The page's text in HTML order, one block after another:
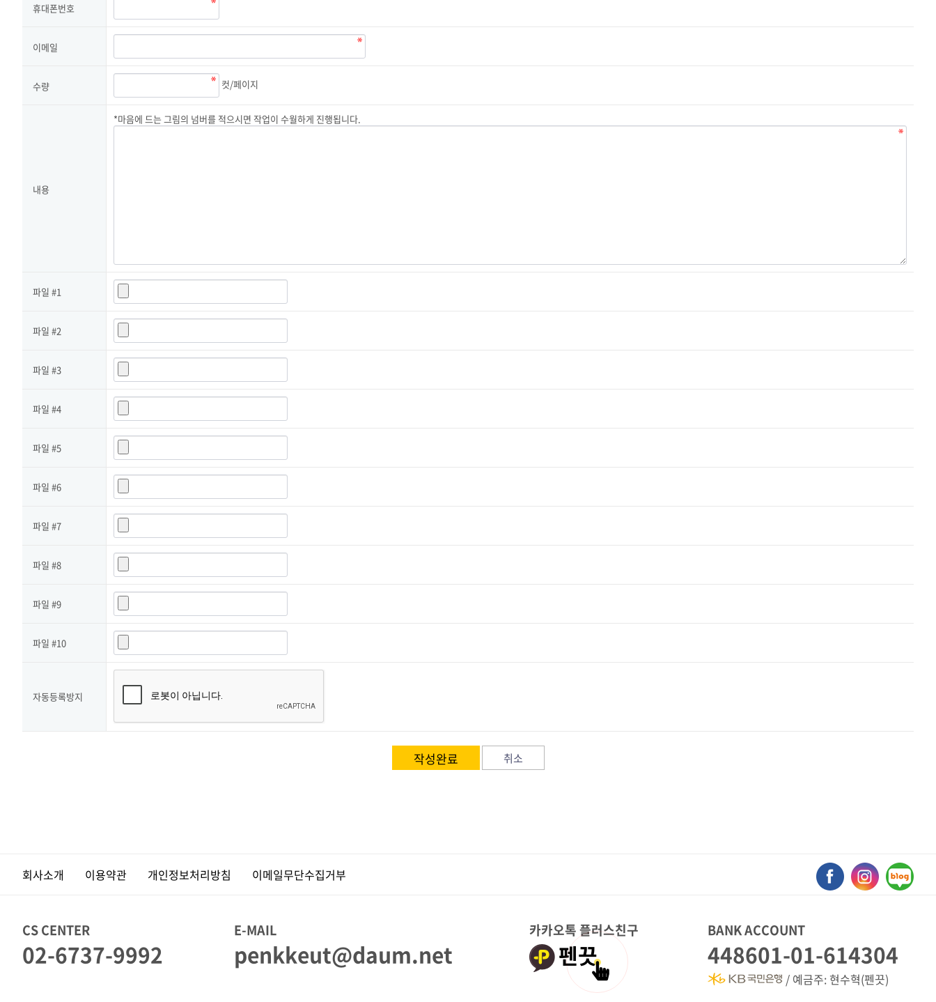
휴대폰번호
이메일
수량 컷/페이지
내용
*마음에 드는 그림의 넘버를 적으시면 작업이 수월하게 진행됩니다.
파일 #1
파일 #2
파일 #3
파일 #4
파일 #5
파일 #6
파일 #7
파일 #8
파일 #9
파일 #10
자동등록방지
취소
회사소개 이용약관 개인정보처리방침 이메일무단수집거부
CS CENTER
02-6737-9992
E-MAIL
penkkeut@daum.net
카카오톡 플러스친구
펜끗
BANK ACCOUNT
448601-01-614304
/ 예금주: 현수혁(펜끗)